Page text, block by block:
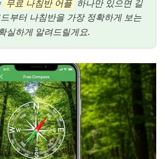
무료 나침반 어플 하나만 있으면 길
부터 나침반을 가장 정확하게 보는
실하게 알려드릴게요.